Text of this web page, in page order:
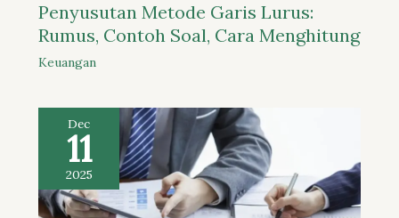
Penyusutan Metode Garis Lurus:
Rumus, Contoh Soal, Cara Menghitung
Keuangan
Dec
11
2025